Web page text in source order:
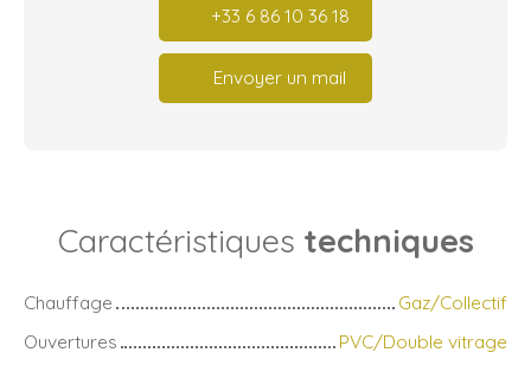
+33 6 86 10 36 18
Envoyer un mail
Caractéristiques techniques
Chauffage
Gaz/Collectif
Ouvertures
PVC/Double vitrage